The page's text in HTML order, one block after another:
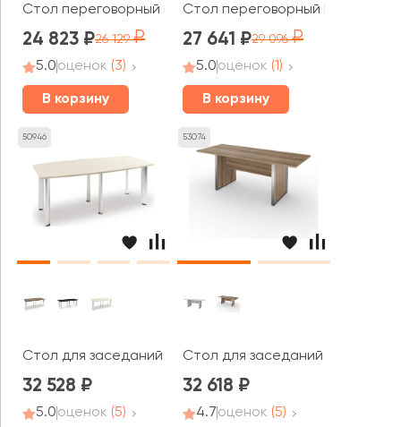
Стол переговорный на О-образном м/к 1980x980x750
24 823 26 129
5.0оценок (3)
В корзину
Стол переговорный LT.SP-1
27 641 29 096
5.0оценок (1)
В корзину
50946
Стол для заседаний V-101 Vasanta
32 528
5.0оценок (5)
53074
Стол для заседаний НТМ-
32 618
4.7оценок (5)